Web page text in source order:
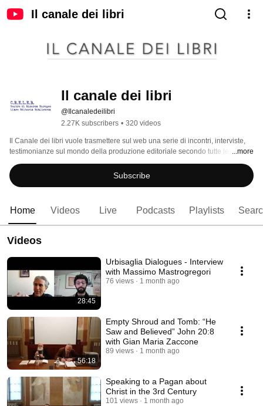
Il canale dei libri
Il canale dei libri
@Ilcanaledeilibri
2.27K subscribers • 320 videos
Il Canale dei libri vuole trasmettere sul web una serie di incontri, interviste,
testimonianze sul mondo della produzione editoriale secondo tutte le sue
sfaccettature.
...more
Subscribe
Home Videos Live Podcasts Playlists
Videos
28:45
Urbisaglia Dialogues - Interview
with Massimo Mastrogregori
76 views 1 month ago
56:18
Empty Shroud and Tomb: “He
Saw and Believed” John 20:8
with Gian Maria Zaccone
89 views 1 month ago
Speaking to a Pagan about
Christ in the 3rd Century
101 views 1 month ago